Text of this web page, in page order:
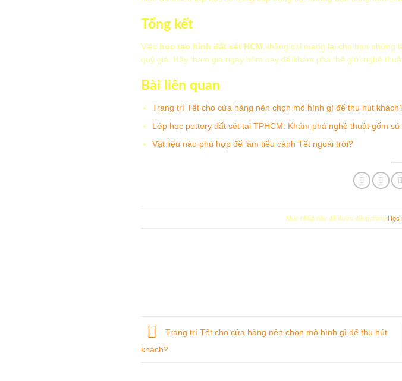
Tổng kết
Việc học tạo hình đất sét HCM không chỉ mang lại cho bạn những
quý giá. Hãy tham gia ngay hôm nay để khám phá thế giới nghệ
Bài liên quan
Trang trí Tết cho cửa hàng nên chọn mô hình gì để thu hút
Lớp học pottery đất sét tại TPHCM: Khám phá nghệ thuật gốm sứ
Vật liệu nào phù hợp để làm tiểu cảnh Tết ngoài trời?
Mục nhập này đã được đăng trong Học
Trang trí Tết cho cửa hàng nên chọn mô hình gì để thu hút
khách?